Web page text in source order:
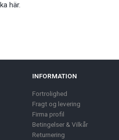
här.
INFORMATION
Fortrolighed
Fragt og levering
Firma profil
Betingelser & Vilkår
Returnering